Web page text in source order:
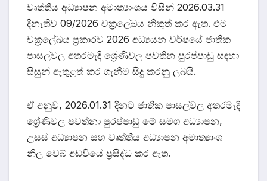
වෘත්තීය අධ්‍යාපන අමාත්‍යාංශය විසින් 2026.03.31
දිනැතිව 09/2026 චක්‍රලේඛය නිකුත් කර ඇත. එම
චක්‍රලේඛය ප්‍රකාරව 2026 අධ්‍යයන වර්ෂයේ ජාතික
පාසල්වල අතරමැදි ශ්‍රේණිවල පවතින පුරප්පාඩු සඳහා
සිසුන් ඇතුළත් කර ගැනීම සිදු කරනු ලබයි.
ඒ අනුව, 2026.01.31 දිනට ජාතික පාසල්වල අතරමැදි
ශ්‍රේණිවල පවත්නා පුරප්පාඩු මේ සමග අධ්‍යාපන,
උසස් අධ්‍යාපන සහ වෘත්තීය අධ්‍යාපන අමාත්‍යාංශ
නිල වෙබ් අඩවියේ ප්‍රසිද්ධ කර ඇත.